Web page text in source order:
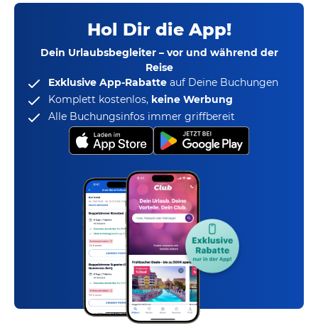
Hol Dir die App!
Dein Urlaubsbegleiter – vor und während der
Reise
Exklusive App-Rabatte auf Deine Buchungen
Komplett kostenlos, keine Werbung
Alle Buchungsinfos immer griffbereit